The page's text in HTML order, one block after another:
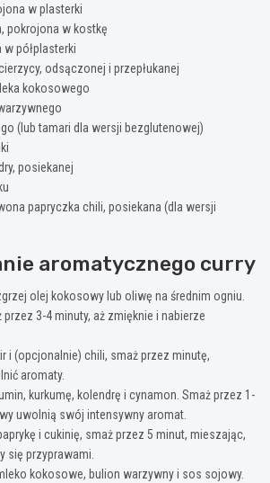
w plasterki
pokrojona w kostkę
półplasterki
odsączonej i przepłukanej
kokosowego
(lub tamari dla wersji bezglutenowej)
posiekanej
papryczka chili, posiekana (dla wersji
aromatycznego curry
olej kokosowy lub oliwę na średnim ogniu.
przez 3-4 minuty, aż zmięknie i nabierze
i (opcjonalnie) chili, smaż przez minutę,
aromaty.
kurkumę, kolendrę i cynamon. Smaż przez 1-
uwolnią swój intensywny aromat.
i cukinię, smaż przez 5 minut, mieszając,
się przyprawami.
kokosowe, bulion warzywny i sos sojowy.